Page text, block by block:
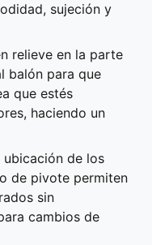
sujeción y
relieve en la parte
balón para que
que estés
haciendo un
ubicación de los
de pivote permiten
sin
cambios de